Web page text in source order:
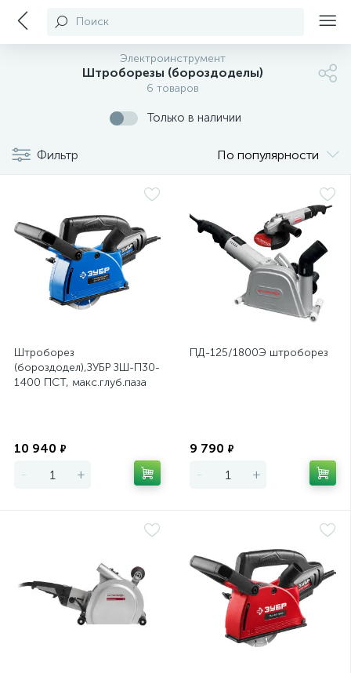
Поиск
Электроинструмент
Штроборезы (бороздоделы)
6 товаров
Только в наличии
Фильтр По популярности
Штроборез
(бороздодел),ЗУБР ЗШ-П30-
1400 ПСТ, макс.глуб.паза
10 940 ₽
- +
ПД-125/1800Э штроборез
9 790 ₽
- +